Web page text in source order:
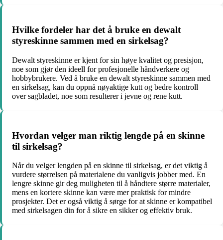
Hvilke fordeler har det å bruke en dewalt
styreskinne sammen med en sirkelsag?
Dewalt styreskinne er kjent for sin høye kvalitet og presisjon,
noe som gjør den ideell for profesjonelle håndverkere og
hobbybrukere. Ved å bruke en dewalt styreskinne sammen med
en sirkelsag, kan du oppnå nøyaktige kutt og bedre kontroll
over sagbladet, noe som resulterer i jevne og rene kutt.
Hvordan velger man riktig lengde på en skinne
til sirkelsag?
Når du velger lengden på en skinne til sirkelsag, er det viktig å
vurdere størrelsen på materialene du vanligvis jobber med. En
lengre skinne gir deg muligheten til å håndtere større materialer,
mens en kortere skinne kan være mer praktisk for mindre
prosjekter. Det er også viktig å sørge for at skinne er kompatibel
med sirkelsagen din for å sikre en sikker og effektiv bruk.